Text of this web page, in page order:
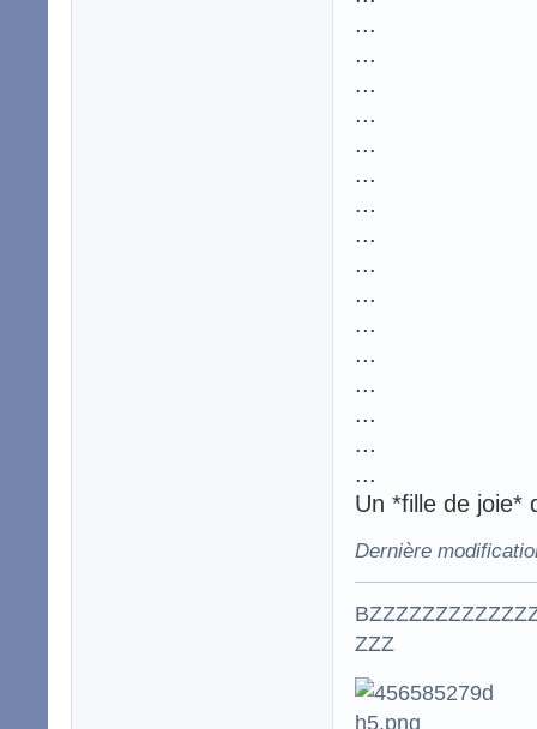
...
...
...
...
...
...
...
...
...
...
...
...
...
...
...
...
Un *fille de joie*
Dernière
ZZZ